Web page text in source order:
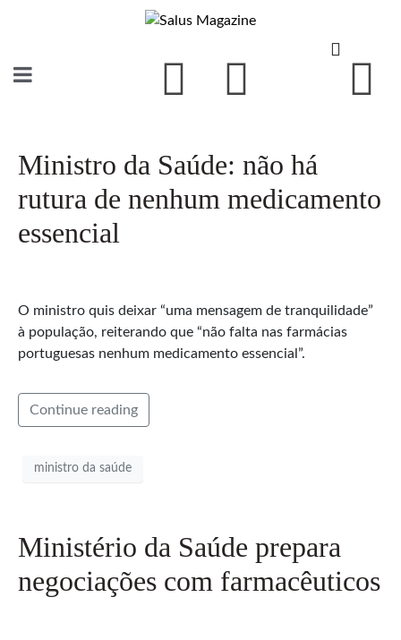
Ministro da Saúde: não há
rutura de nenhum medicamento
essencial
O ministro quis deixar “uma mensagem de tranquilidade”
à população, reiterando que “não falta nas farmácias
portuguesas nenhum medicamento essencial”.
Continue reading
ministro da saúde
Ministério da Saúde prepara
negociações com farmacêuticos